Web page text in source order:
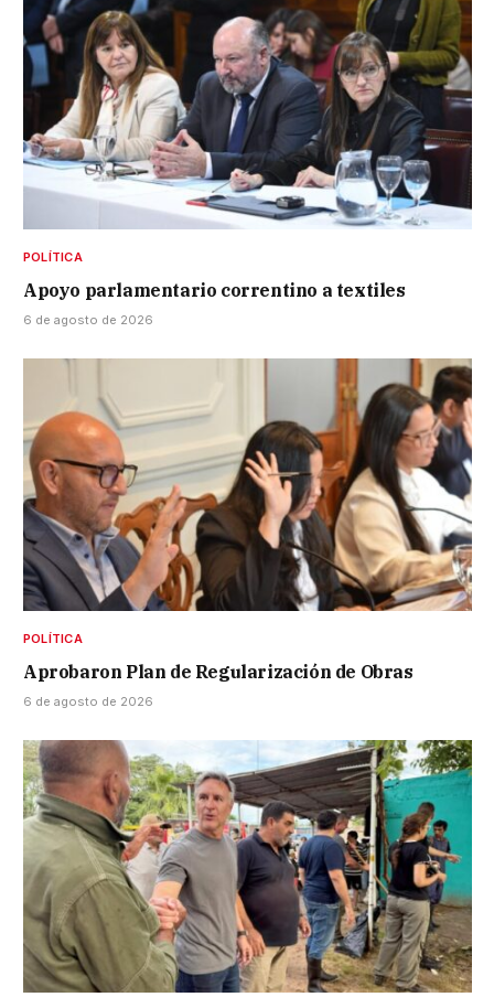
POLÍTICA
Apoyo parlamentario correntino a textiles
6 de agosto de 2026
POLÍTICA
Aprobaron Plan de Regularización de Obras
6 de agosto de 2026